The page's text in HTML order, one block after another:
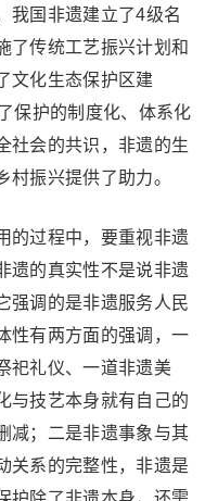
我国非遗建立了4级名
了传统工艺振兴计划和
文化生态保护区建
保护的制度化、体系化
社会的共识，非遗的生
村振兴提供了助力。
的过程中，要重视非遗
遗的真实性不是说非遗
强调的是非遗服务人民
性有两方面的强调，一
祀礼仪、一道非遗美
与技艺本身就有自己的
减；二是非遗事象与其
关系的完整性，非遗是